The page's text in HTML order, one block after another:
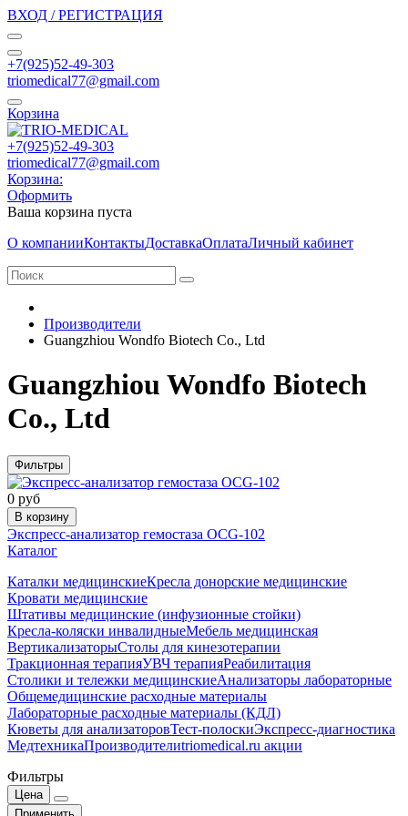
ВХОД / РЕГИСТРАЦИЯ
+7(925)52-49-303
triomedical77@gmail.com
Корзина
+7(925)52-49-303
triomedical77@gmail.com
Корзина:
Оформить
Ваша корзина пуста
О компанииКонтактыДоставкаОплатаЛичный кабинет
Производители
Guangzhiou Wondfo Biotech Co., Ltd
Guangzhiou Wondfo Biotech
Co., Ltd
Фильтры
0 руб
В корзину
Экспресс-анализатор гемостаза OCG-102
Каталог
Каталки медицинскиеКресла донорские медицинские
Кровати медицинские
Штативы медицинские (инфузионные стойки)
Кресла-коляски инвалидныеМебель медицинская
ВертикализаторыСтолы для кинезотерапии
Тракционная терапияУВЧ терапияРеабилитация
Столики и тележки медицинскиеАнализаторы лабораторные
Общемедицинские расходные материалы
Лабораторные расходные материалы (КДЛ)
Кюветы для анализаторовТест-полоскиЭкспресс-диагностика
МедтехникаПроизводителиtriomedical.ru акции
Фильтры
Цена